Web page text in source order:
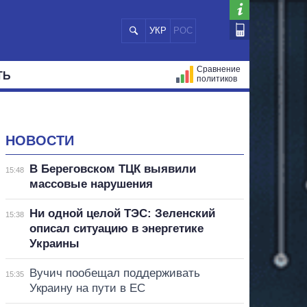
УКР РОС
Сравнение
политиков
НОВОСТИ
15:48
В Береговском ТЦК выявили
массовые нарушения
15:38
Ни одной целой ТЭС: Зеленский
описал ситуацию в энергетике
Украины
15:35
Вучич пообещал поддерживать
Украину на пути в ЕС